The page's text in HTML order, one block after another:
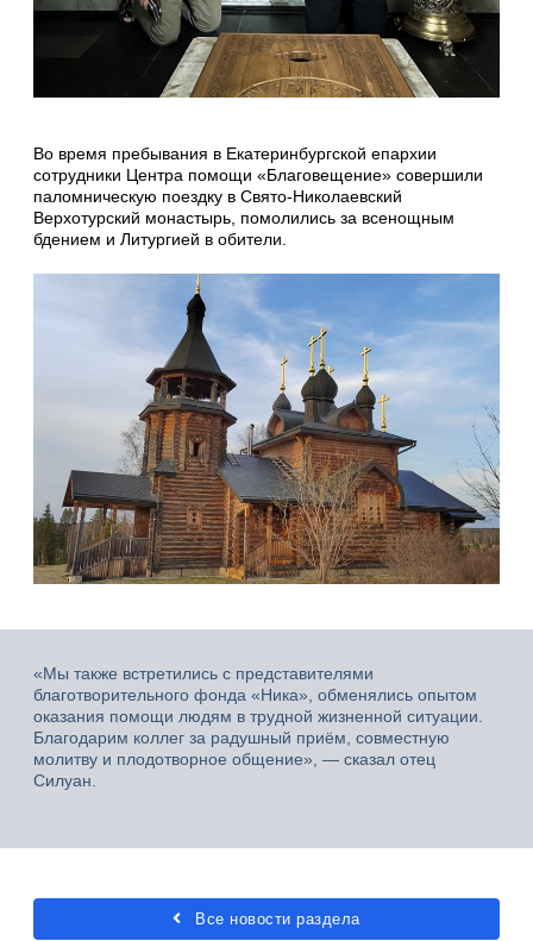
Во время пребывания в Екатеринбургской епархии
сотрудники Центра помощи «Благовещение» совершили
паломническую поездку в Свято-Николаевский
Верхотурский монастырь, помолились за всенощным
бдением и Литургией в обители.
«Мы также встретились с представителями
благотворительного фонда «Ника», обменялись опытом
оказания помощи людям в трудной жизненной ситуации.
Благодарим коллег за радушный приём, совместную
молитву и плодотворное общение», — сказал отец
Силуан.
Все новости раздела